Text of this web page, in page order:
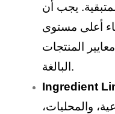
يجب أن
أعلى مستوى
المنتجات
البالغة.
Ingredient
والمحليات،